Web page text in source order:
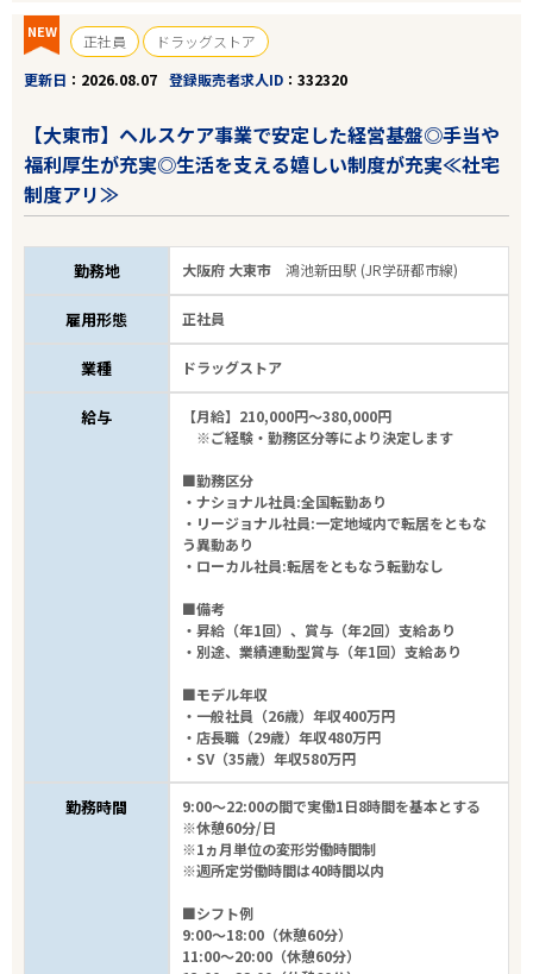
NEW 正社員
ドラッグストア
更新日
2026.08.07 登録販売者求人ID 332320
【大東市】ヘルスケア事業で安定した経営基盤◎手当や
福利厚生が充実◎生活を支える嬉しい制度が充実≪社宅
制度アリ≫
勤務地 大阪府 大東市鴻池新田駅 (JR学研都市線)
雇用形態 正社員
業種 ドラッグストア
給与
【月給】210,000円～380,000円
※ご経験・勤務区分等により決定します
■勤務区分
・ナショナル社員:全国転勤あり
・リージョナル社員:一定地域内で転居をともな
う異動あり
・ローカル社員:転居をともなう転勤なし
■備考
・昇給（年1回）、賞与（年2回）支給あり
・別途、業績連動型賞与（年1回）支給あり
■モデル年収
・一般社員（26歳）年収400万円
・店長職（29歳）年収480万円
・SV（35歳）年収580万円
勤務時間
9:00～22:00の間で実働1日8時間を基本とする
※休憩60分/日
※1ヵ月単位の変形労働時間制
※週所定労働時間は40時間以内
■シフト例
9:00～18:00（休憩60分）
11:00～20:00（休憩60分）